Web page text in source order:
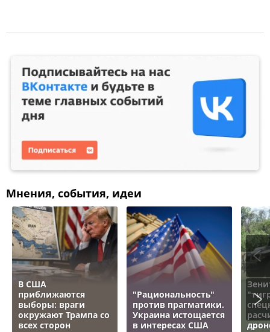
Мнения, события, идеи
В США
приближаются
выборы: враги
окружают Трампа со
всех сторон
"Рациональность"
против прагматики.
Украина истощается
в интересах США